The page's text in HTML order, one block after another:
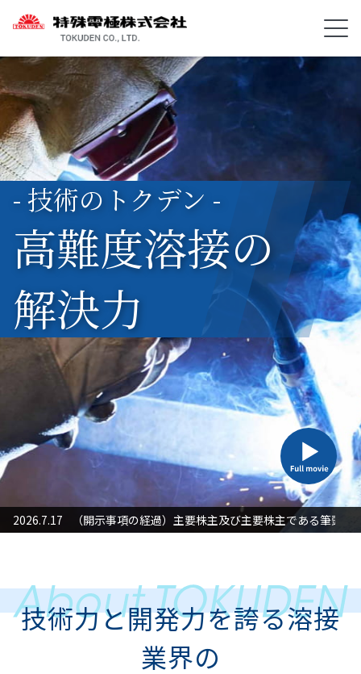
- 技術のトクデン -
高難度溶接の
解決力
対応」に関するお知らせ
2026.7.17 （開示事項の経過）主要株主及び主要株主である筆頭
技術力と開発力を誇る溶接
業界の